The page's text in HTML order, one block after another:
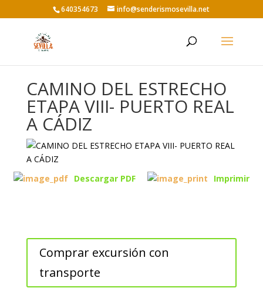
640354673 info@senderismosevilla.net
CAMINO DEL ESTRECHO
ETAPA VIII- PUERTO REAL
A CÁDIZ
Descargar PDF Imprimir
Comprar excursión con
transporte